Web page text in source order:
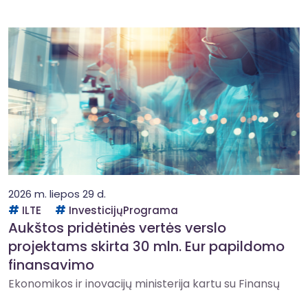
2026 m. liepos 29 d.
ILTE
InvesticijųPrograma
Aukštos pridėtinės vertės verslo
projektams skirta 30 mln. Eur papildomo
finansavimo
Ekonomikos ir inovacijų ministerija kartu su Finansų